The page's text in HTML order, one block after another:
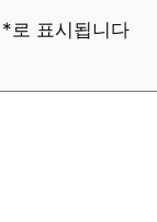
* 로 표시됩니다